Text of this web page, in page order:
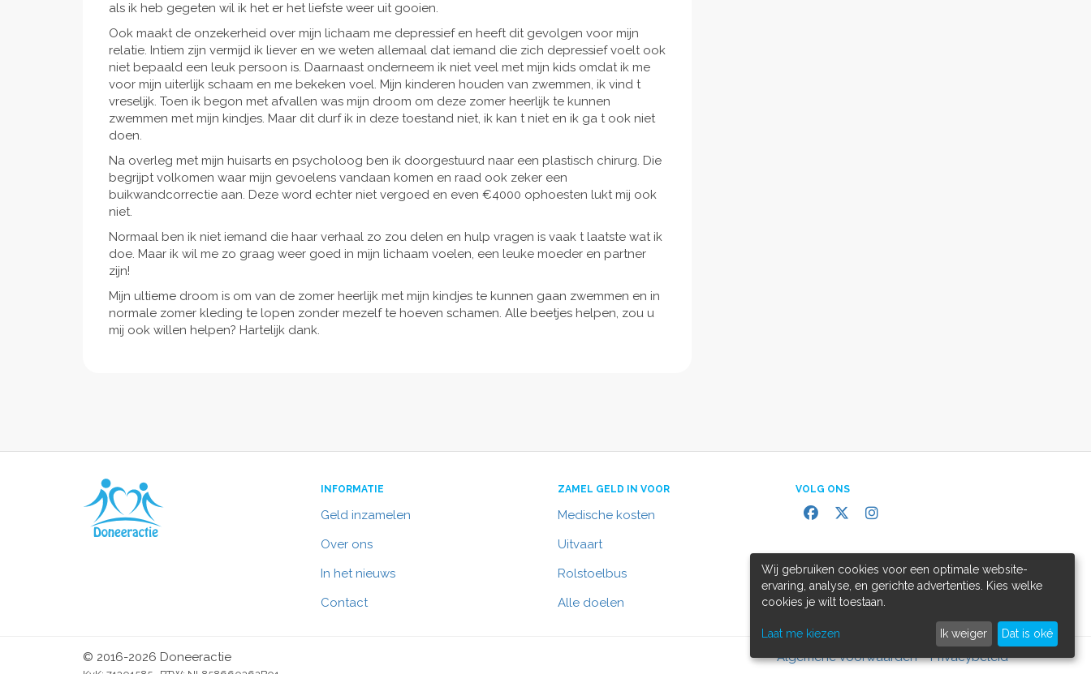
als ik heb gegeten wil ik het er het liefste weer uit gooien.
Ook maakt de onzekerheid over mijn lichaam me depressief en heeft dit gevolgen voor mijn
relatie. Intiem zijn vermijd ik liever en we weten allemaal dat iemand die zich depressief voelt ook
niet bepaald een leuk persoon is. Daarnaast onderneem ik niet veel met mijn kids omdat ik me
voor mijn uiterlijk schaam en me bekeken voel. Mijn kinderen houden van zwemmen, ik vind t
vreselijk. Toen ik begon met afvallen was mijn droom om deze zomer heerlijk te kunnen
zwemmen met mijn kindjes. Maar dit durf ik in deze toestand niet, ik kan t niet en ik ga t ook niet
doen.
Na overleg met mijn huisarts en psycholoog ben ik doorgestuurd naar een plastisch chirurg. Die
begrijpt volkomen waar mijn gevoelens vandaan komen en raad ook zeker een
buikwandcorrectie aan. Deze word echter niet vergoed en even €4000 ophoesten lukt mij ook
niet.
Normaal ben ik niet iemand die haar verhaal zo zou delen en hulp vragen is vaak t laatste wat ik
doe. Maar ik wil me zo graag weer goed in mijn lichaam voelen, een leuke moeder en partner
zijn!
Mijn ultieme droom is om van de zomer heerlijk met mijn kindjes te kunnen gaan zwemmen en in
normale zomer kleding te lopen zonder mezelf te hoeven schamen. Alle beetjes helpen, zou u
mij ook willen helpen? Hartelijk dank.
INFORMATIE
Geld inzamelen
Over ons
In het nieuws
Contact
ZAMEL GELD IN VOOR
Medische kosten
Uitvaart
Rolstoelbus
Alle doelen
VOLG ONS
© 2016-2026 Doneeractie
KvK: 71301585 BTW: NL858660362B01
Algemene voorwaarden Privacybeleid
Wij gebruiken cookies voor een optimale website-
ervaring, analyse, en gerichte advertenties. Kies welke
cookies je wilt toestaan.
Laat me kiezen Ik weiger Dat is oké